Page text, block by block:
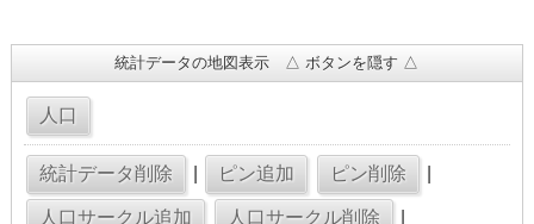
統計データの地図表示 △ ボタンを隠す △